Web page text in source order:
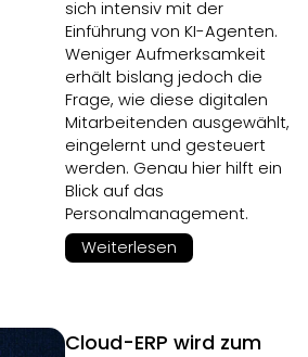
sich intensiv mit der
Einführung von KI-Agenten.
Weniger Aufmerksamkeit
erhält bislang jedoch die
Frage, wie diese digitalen
Mitarbeitenden ausgewählt,
eingelernt und gesteuert
werden. Genau hier hilft ein
Blick auf das
Personalmanagement.
Weiterlesen
Cloud-ERP wird zum